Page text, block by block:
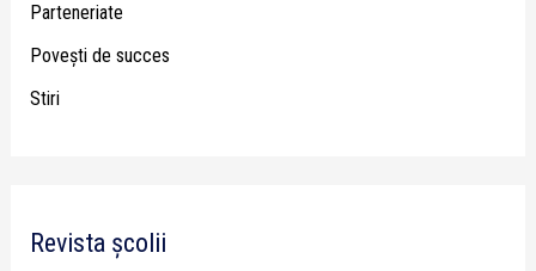
Parteneriate
Poveşti de succes
Stiri
Revista școlii